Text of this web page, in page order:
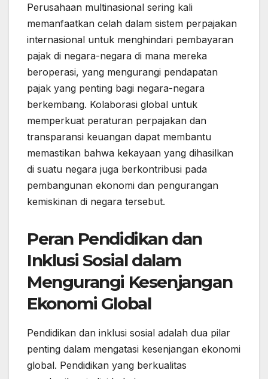
Perusahaan multinasional sering kali
memanfaatkan celah dalam sistem perpajakan
internasional untuk menghindari pembayaran
pajak di negara-negara di mana mereka
beroperasi, yang mengurangi pendapatan
pajak yang penting bagi negara-negara
berkembang. Kolaborasi global untuk
memperkuat peraturan perpajakan dan
transparansi keuangan dapat membantu
memastikan bahwa kekayaan yang dihasilkan
di suatu negara juga berkontribusi pada
pembangunan ekonomi dan pengurangan
kemiskinan di negara tersebut.
Peran Pendidikan dan
Inklusi Sosial dalam
Mengurangi Kesenjangan
Ekonomi Global
Pendidikan dan inklusi sosial adalah dua pilar
penting dalam mengatasi kesenjangan ekonomi
global. Pendidikan yang berkualitas